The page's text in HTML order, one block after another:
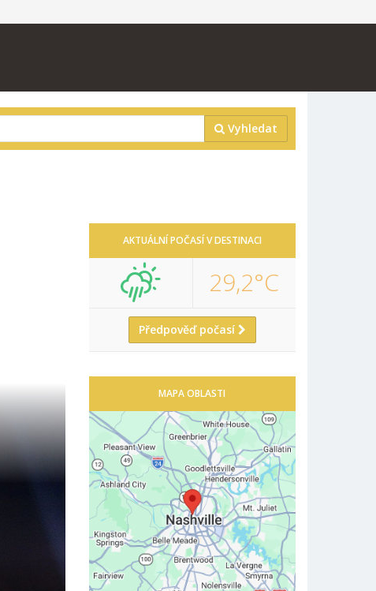
Vyhledat
AKTUÁLNÍ POČASÍ V DESTINACI
29,2°C
Předpověď počasí
MAPA OBLASTI